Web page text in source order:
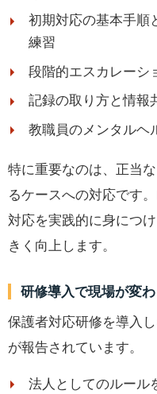
初期対応の基本手順
練習
段階的エスカレーシ
記録の取り方と情報
教職員のメンタルヘ
特に重要なのは、正当
るケースへの対応です
対応を実践的に身につ
きく向上します。
研修導入で現場が変
保護者対応研修を導入
が報告されています。
法人としてのルール